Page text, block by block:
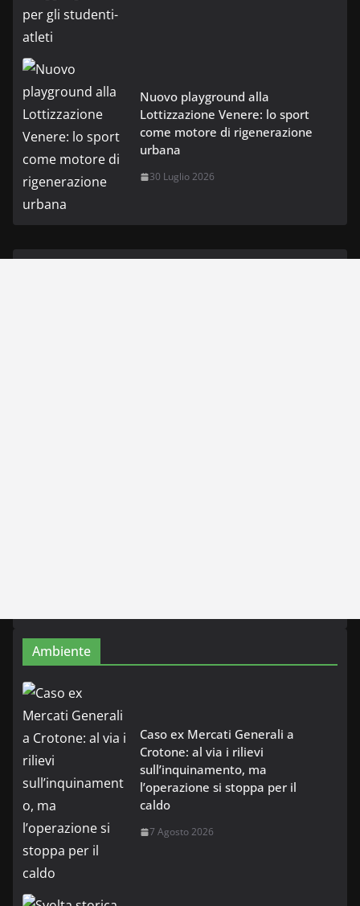
Nuovo playground alla
Lottizzazione Venere: lo sport
come motore di rigenerazione
urbana
30 Luglio 2026
Ambiente
Caso ex Mercati Generali a
Crotone: al via i rilievi
sull’inquinamento, ma
l’operazione si stoppa per il
caldo
7 Agosto 2026